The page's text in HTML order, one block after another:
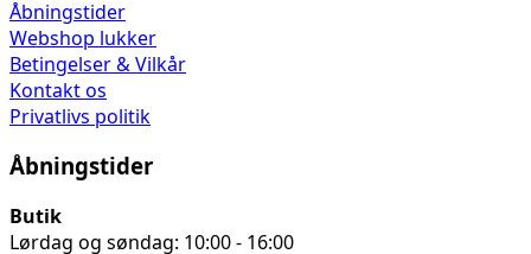
Åbningstider
Webshop lukker
Betingelser & Vilkår
Kontakt os
Privatlivs politik
Åbningstider
Butik
Lørdag og søndag: 10:00 - 16:00